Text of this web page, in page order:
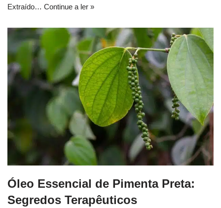
Extraído… Continue a ler »
Óleo Essencial de Pimenta Preta:
Segredos Terapêuticos